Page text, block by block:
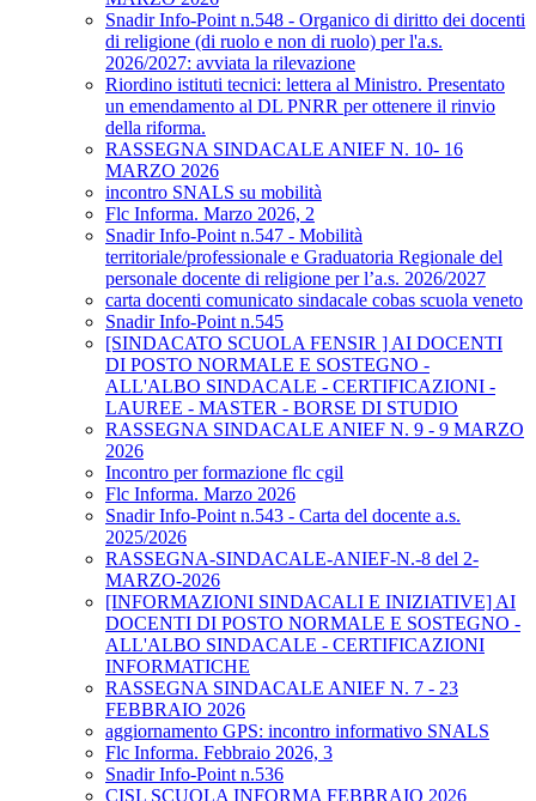
Snadir Info-Point n.548 - Organico di diritto dei docenti
di religione (di ruolo e non di ruolo) per l'a.s.
2026/2027: avviata la rilevazione
Riordino istituti tecnici: lettera al Ministro. Presentato
un emendamento al DL PNRR per ottenere il rinvio
della riforma.
RASSEGNA SINDACALE ANIEF N. 10- 16
MARZO 2026
incontro SNALS su mobilità
Flc Informa. Marzo 2026, 2
Snadir Info-Point n.547 - Mobilità
territoriale/professionale e Graduatoria Regionale del
personale docente di religione per l’a.s. 2026/2027
carta docenti comunicato sindacale cobas scuola veneto
Snadir Info-Point n.545
[SINDACATO SCUOLA FENSIR ] AI DOCENTI
DI POSTO NORMALE E SOSTEGNO -
ALL'ALBO SINDACALE - CERTIFICAZIONI -
LAUREE - MASTER - BORSE DI STUDIO
RASSEGNA SINDACALE ANIEF N. 9 - 9 MARZO
2026
Incontro per formazione flc cgil
Flc Informa. Marzo 2026
Snadir Info-Point n.543 - Carta del docente a.s.
2025/2026
RASSEGNA-SINDACALE-ANIEF-N.-8 del 2-
MARZO-2026
[INFORMAZIONI SINDACALI E INIZIATIVE] AI
DOCENTI DI POSTO NORMALE E SOSTEGNO -
ALL'ALBO SINDACALE - CERTIFICAZIONI
INFORMATICHE
RASSEGNA SINDACALE ANIEF N. 7 - 23
FEBBRAIO 2026
aggiornamento GPS: incontro informativo SNALS
Flc Informa. Febbraio 2026, 3
Snadir Info-Point n.536
CISL SCUOLA INFORMA FEBBRAIO 2026